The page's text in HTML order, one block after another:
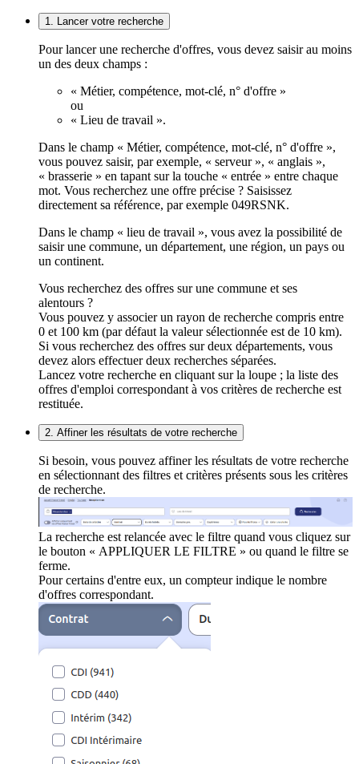
1. Lancer votre recherche
Pour lancer une recherche d'offres, vous devez saisir au moins
un des deux champs :
« Métier, compétence, mot-clé, n° d'offre »
ou
« Lieu de travail ».
Dans le champ « Métier, compétence, mot-clé, n° d'offre »,
vous pouvez saisir, par exemple, « serveur », « anglais »,
« brasserie » en tapant sur la touche « entrée » entre chaque
mot. Vous recherchez une offre précise ? Saisissez
directement sa référence, par exemple 049RSNK.
Dans le champ « lieu de travail », vous avez la possibilité de
saisir une commune, un département, une région, un pays ou
un continent.
Vous recherchez des offres sur une commune et ses
alentours ?
Vous pouvez y associer un rayon de recherche compris entre
0 et 100 km (par défaut la valeur sélectionnée est de 10 km).
Si vous recherchez des offres sur deux départements, vous
devez alors effectuer deux recherches séparées.
Lancez votre recherche en cliquant sur la loupe ; la liste des
offres d'emploi correspondant à vos critères de recherche est
restituée.
2. Affiner les résultats de votre recherche
Si besoin, vous pouvez affiner les résultats de votre recherche
en sélectionnant des filtres et critères présents sous les critères
de recherche.
La recherche est relancée avec le filtre quand vous cliquez sur
le bouton « APPLIQUER LE FILTRE » ou quand le filtre se
ferme.
Pour certains d'entre eux, un compteur indique le nombre
d'offres correspondant.